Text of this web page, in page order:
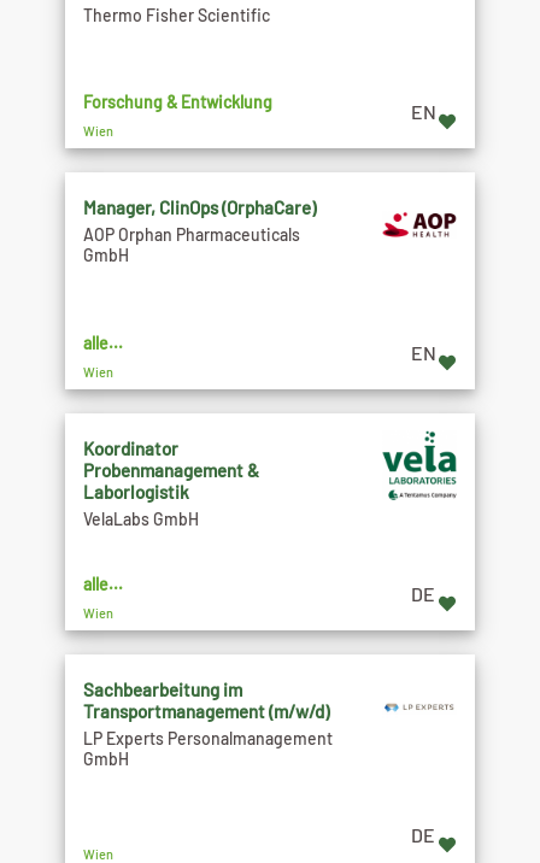
Thermo Fisher Scientific
Forschung & Entwicklung
Wien
EN
Manager, ClinOps (OrphaCare)
AOP Orphan Pharmaceuticals
GmbH
alle...
Wien
EN
Koordinator
Probenmanagement &
Laborlogistik
VelaLabs GmbH
alle...
Wien
DE
Sachbearbeitung im
Transportmanagement (m/w/d)
LP Experts Personalmanagement
GmbH
Wien
DE